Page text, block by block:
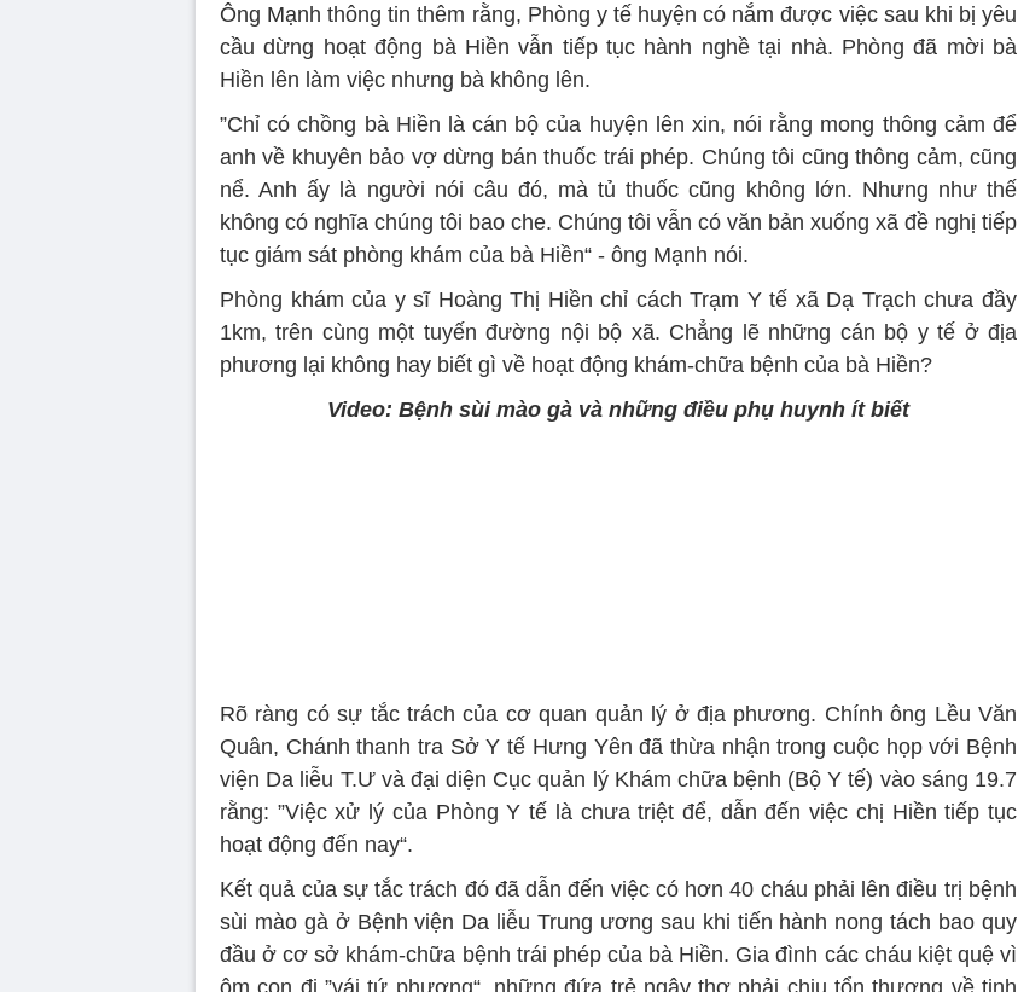
Ông Mạnh thông tin thêm rằng, Phòng y tế huyện có nắm được việc sau khi bị yêu
cầu dừng hoạt động bà Hiền vẫn tiếp tục hành nghề tại nhà. Phòng đã mời bà
Hiền lên làm việc nhưng bà không lên.
”Chỉ có chồng bà Hiền là cán bộ của huyện lên xin, nói rằng mong thông cảm để
anh về khuyên bảo vợ dừng bán thuốc trái phép. Chúng tôi cũng thông cảm, cũng
nể. Anh ấy là người nói câu đó, mà tủ thuốc cũng không lớn. Nhưng như thế
không có nghĩa chúng tôi bao che. Chúng tôi vẫn có văn bản xuống xã đề nghị tiếp
tục giám sát phòng khám của bà Hiền“ - ông Mạnh nói.
Phòng khám của y sĩ Hoàng Thị Hiền chỉ cách Trạm Y tế xã Dạ Trạch chưa đầy
1km, trên cùng một tuyến đường nội bộ xã. Chẳng lẽ những cán bộ y tế ở địa
phương lại không hay biết gì về hoạt động khám-chữa bệnh của bà Hiền?
Video: Bệnh sùi mào gà và những điều phụ huynh ít biết
Rõ ràng có sự tắc trách của cơ quan quản lý ở địa phương. Chính ông Lều Văn
Quân, Chánh thanh tra Sở Y tế Hưng Yên đã thừa nhận trong cuộc họp với Bệnh
viện Da liễu T.Ư và đại diện Cục quản lý Khám chữa bệnh (Bộ Y tế) vào sáng 19.7
rằng: ”Việc xử lý của Phòng Y tế là chưa triệt để, dẫn đến việc chị Hiền tiếp tục
hoạt động đến nay“.
Kết quả của sự tắc trách đó đã dẫn đến việc có hơn 40 cháu phải lên điều trị bệnh
sùi mào gà ở Bệnh viện Da liễu Trung ương sau khi tiến hành nong tách bao quy
đầu ở cơ sở khám-chữa bệnh trái phép của bà Hiền. Gia đình các cháu kiệt quệ vì
ôm con đi ”vái tứ phương“, những đứa trẻ ngây thơ phải chịu tổn thương về tinh